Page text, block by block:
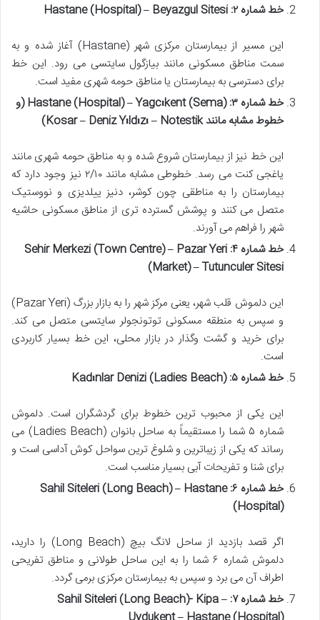
خط شماره ۲: Hastane (Hospital) – Beyazgul Sitesi
این مسیر از بیمارستان مرکزی شهر (Hastane) آغاز شده و به
سمت مناطق مسکونی مانند بیازگول سایتسی می رود. این خط
برای دسترسی به بیمارستان یا مناطق حومه شهری مفید است.
خط شماره ۳: Hastane (Hospital) – Yagcıkent (Sema) (و
خطوط مشابه مانند Kosar – Deniz Yıldızı – Notestik)
این خط نیز از بیمارستان شروع شده و به مناطق حومه شهری مانند
یاغجی کنت می رسد. خطوطی مشابه مانند ۲/۱۰ نیز وجود دارد که
بیمارستان را به مناطقی چون کوشر، دنیز ییلدیزی و نووستیک
متصل می کنند و پوشش گسترده تری از مناطق مسکونی حاشیه
شهر را فراهم می آورند.
خط شماره ۴: Sehir Merkezi (Town Centre) – Pazar Yeri
(Market) – Tutunculer Sitesi
این دلموش قلب شهر، یعنی مرکز شهر را به بازار بزرگ (Pazar Yeri)
و سپس به منطقه مسکونی توتونجولر سایتسی متصل می کند.
برای خرید و گشت وگذار در بازار محلی، این خط بسیار کاربردی
است.
خط شماره ۵: Kadınlar Denizi (Ladies Beach)
این یکی از محبوب ترین خطوط برای گردشگران است. دلموش
شماره ۵ شما را مستقیماً به ساحل بانوان (Ladies Beach) می
رساند که یکی از زیباترین و شلوغ ترین سواحل کوش آداسی است و
برای شنا و تفریحات آبی بسیار مناسب است.
خط شماره ۶: Sahil Siteleri (Long Beach) – Hastane
(Hospital)
اگر قصد بازدید از ساحل لانگ بیچ (Long Beach) را دارید،
دلموش شماره ۶ شما را به این ساحل طولانی و مناطق تفریحی
اطراف آن می برد و سپس به بیمارستان مرکزی برمی گردد.
خط شماره ۷: Sahil Siteleri (Long Beach)- Kipa –